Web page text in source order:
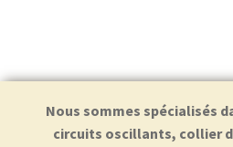
Nous sommes spécialisés
circuits oscillants, collier